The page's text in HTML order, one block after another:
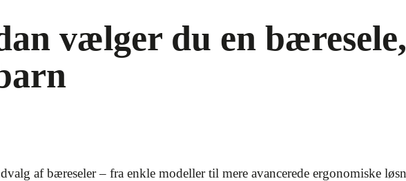
vælger du en
af bæreseler – fra enkle modeller til mere avancerede ergonomiske